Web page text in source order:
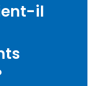
il